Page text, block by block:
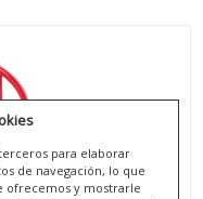
para elaborar
de navegación, lo que
ofrecemos y mostrarle